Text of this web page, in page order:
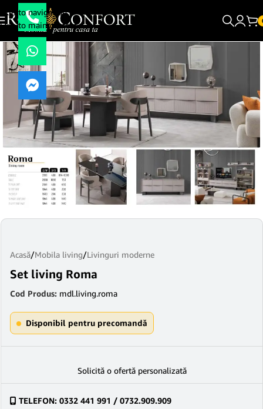
Skip to navigation
Skip to main content
Acasă/Mobila living/Livinguri moderne
Set living Roma
Cod Produs: mdl.living.roma
Disponibil pentru precomandă
Solicită o ofertă personalizată
TELEFON: 0332 441 991 / 0732.909.909